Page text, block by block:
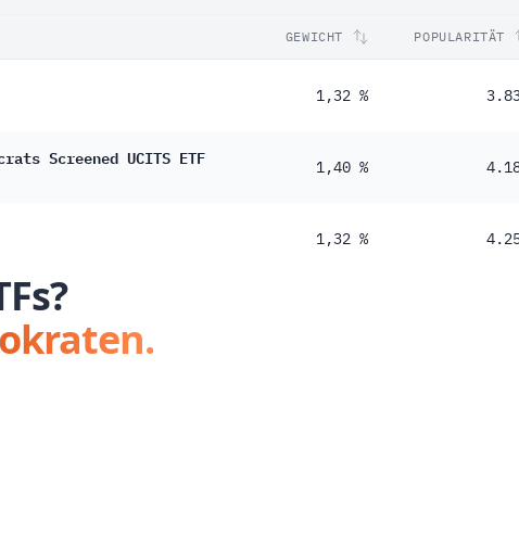
GEWICHT POPULARITÄT
1,32 %
Screened UCITS ETF 1,40 %
1,32 %